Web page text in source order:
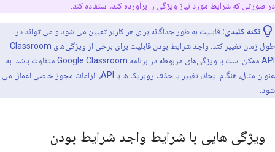
در صورتی که شرایط مورد نیاز ویژگی را برآورده کند، استفاده کند.
نکته کلیدی: قابلیت به طور جداگانه برای هر کاربر تعیین می شود و می تواند در
طول زمان تغییر کند. واجد شرایط بودن قابلیت برای برخی از ویژگی‌های Classroom
API ممکن است با ویژگی‌های مربوطه در برنامه Google Classroom متفاوت باشد. به
عنوان مثال، هنگام ایجاد، تغییر یا حذف روبریک ها با API،
الزامات مجوز خاصی اعمال می
شود.
ویژگی هایی با شرایط واجد شرایط بودن